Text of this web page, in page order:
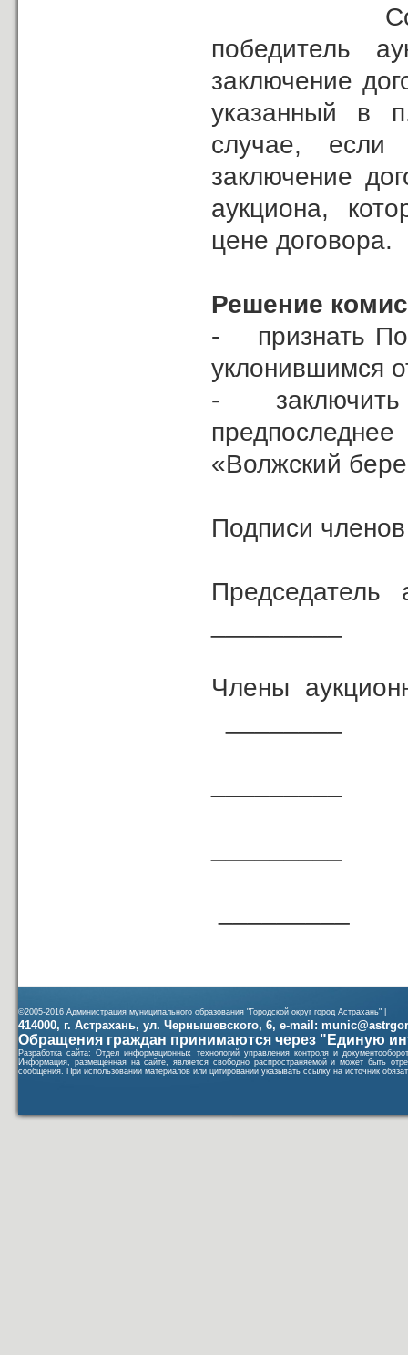
Согласно
победитель
заключение
указанный в
случае, если
заключение
аукциона,
цене договора.
Решение
- признать
уклонившимся
- заключить
«Волжский
Подписи
Члены
©2005-2016 Администрация муниципального образования "Городской округ город Астрахань" |
414000, г. Астрахань, ул. Чернышевского, 6, e-mail:
Обращения граждан принимаются через "Единую
Разработка сайта: Отдел информационных технологий управления контроля и
Информация, размещенная на сайте, является свободно распространяемой и может быть
сообщения. При использовании материалов или цитировании указывать ссылку на источник